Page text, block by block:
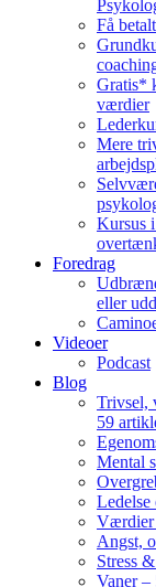
Få
Gratis*
værdier
Mere
Kursus
Foredrag
eller
Videoer
Podcast
Blog
Trivsel,
59
Mental
Ledelse
Værdier
Angst,
Stress
Vaner –